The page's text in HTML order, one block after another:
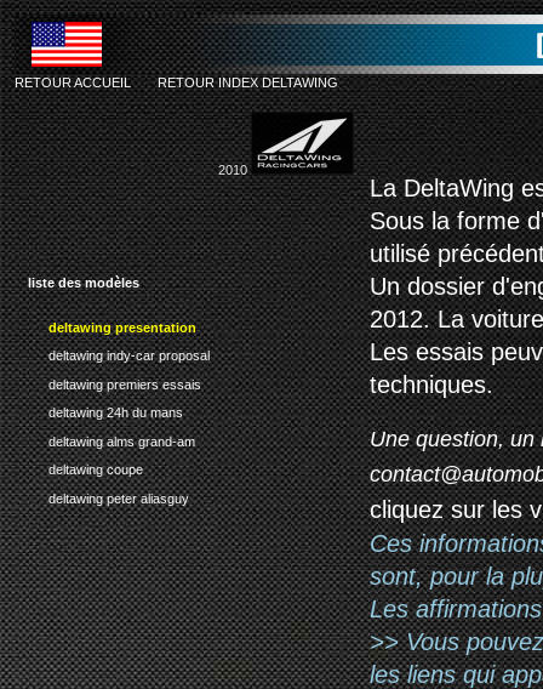
liste des modèles
deltawing presentation
deltawing indy-car proposal
deltawing premiers essais
deltawing 24h du mans
deltawing alms grand-am
deltawing coupe
deltawing peter aliasguy
RETOUR ACCUEIL-RETOUR INDEX DELTAWING
2010
La DeltaWing
Sous la forme
utilisé
Un dossier
2012. La
Les essais
techniques.
Une question, un
cliquez sur les
Ces
sont, pour la
Les
>> Vous
les liens qui